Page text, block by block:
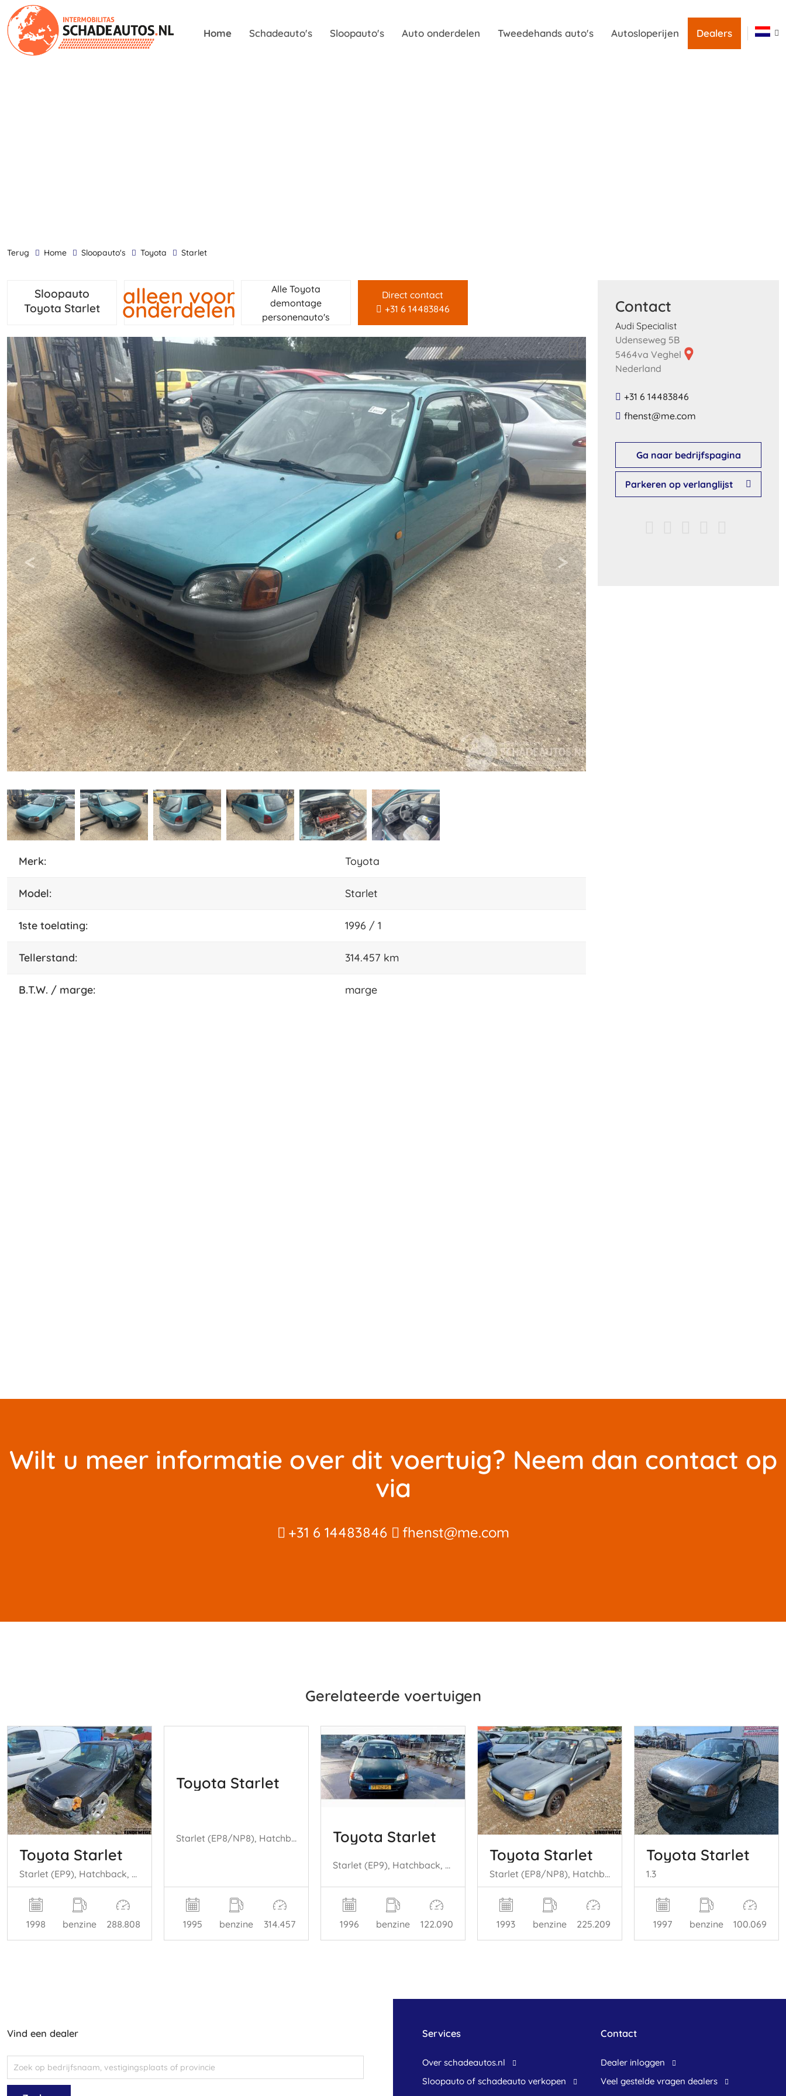
Home Schadeauto's Sloopauto's Auto onderdelen Tweedehands auto's Autosloperijen Dealers
terug Home Sloopauto's Toyota Starlet
Sloopauto
Toyota Starlet
alleen voor
onderdelen
Alle Toyota
demontage
personenauto's
Direct contact
+31 6 14483846
merk: Toyota
model: Starlet
1ste toelating: 1996 / 1
tellerstand: 314.457 km
B.T.W. / marge: marge
Contact
Audi Specialist
Udenseweg 5B
5464va Veghel
Nederland
+31 6 14483846
​fhenst​@​me​.​com​
Ga naar bedrijfspagina
Parkeren op verlanglijst
Wilt u meer informatie over dit voertuig? Neem dan contact op
via
+31 6 14483846 fhenst@me.com
Gerelateerde voertuigen
Toyota Starlet
Starlet (EP9), Hatchback, 1996 / 1999 1.3,XLi,GLi 16V
1998 benzine 288.808
Toyota Starlet
Starlet (EP8/NP8), Hatchback, 1989 / 1996 1.3 Friend,XLi 12V
1995 benzine 314.457
Toyota Starlet
Starlet (EP9), Hatchback, 1996 / 1999 1.3,XLi,GLi 16V
1996 benzine 122.090
Toyota Starlet
Starlet (EP8/NP8), Hatchback, 1989 / 1996 1.3 Friend,XLi 12V
1993 benzine 225.209
Toyota Starlet
1.3
1997 benzine 100.069
Vind een dealer Services
Over schadeautos.nl
Sloopauto of schadeauto verkopen
Contact
dealer inloggen
veel gestelde vragen dealers